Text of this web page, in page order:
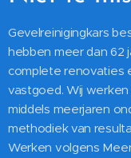
Gevelreinigingkars
hebben meer dan 62
complete renovaties
vastgoed. Wij
middels meerjaren
methodiek van
Werken volgens